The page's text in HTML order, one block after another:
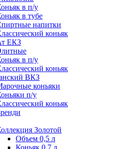
в п/у
в тубе
напитки
коньяк
ЕКЗ
в п/у
коньяк
ВКЗ
коньяки
п/у
коньяк
Золотой
Объем 0,5 л
Коньяк 0,7 л